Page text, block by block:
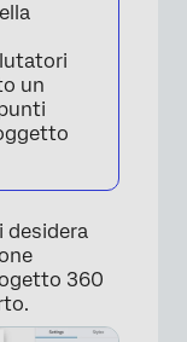
×
un
desidera
360